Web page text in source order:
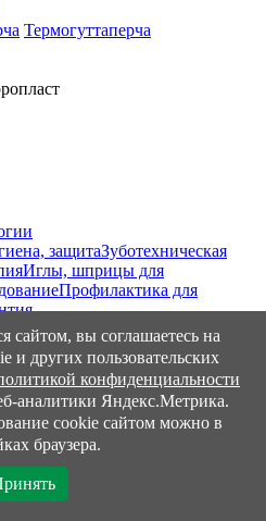
Термогуттаперча
защитаЗуботехническая
Иглы, шприцы для
Профилактика для
и стерилизации
Оптические
КомпрессорыАспирационные
сайтом, вы соглашаетесь на
и других пользовательских
конфиденциальности
аналитики Яндекс.Метрика.
cookie сайтом можно в
браузера.